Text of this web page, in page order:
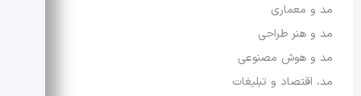
مد و معماری
مد و هنر طراحی
مد و هوش مصنوعی
مد، اقتصاد و تبلیغات